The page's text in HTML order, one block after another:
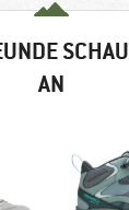
AN